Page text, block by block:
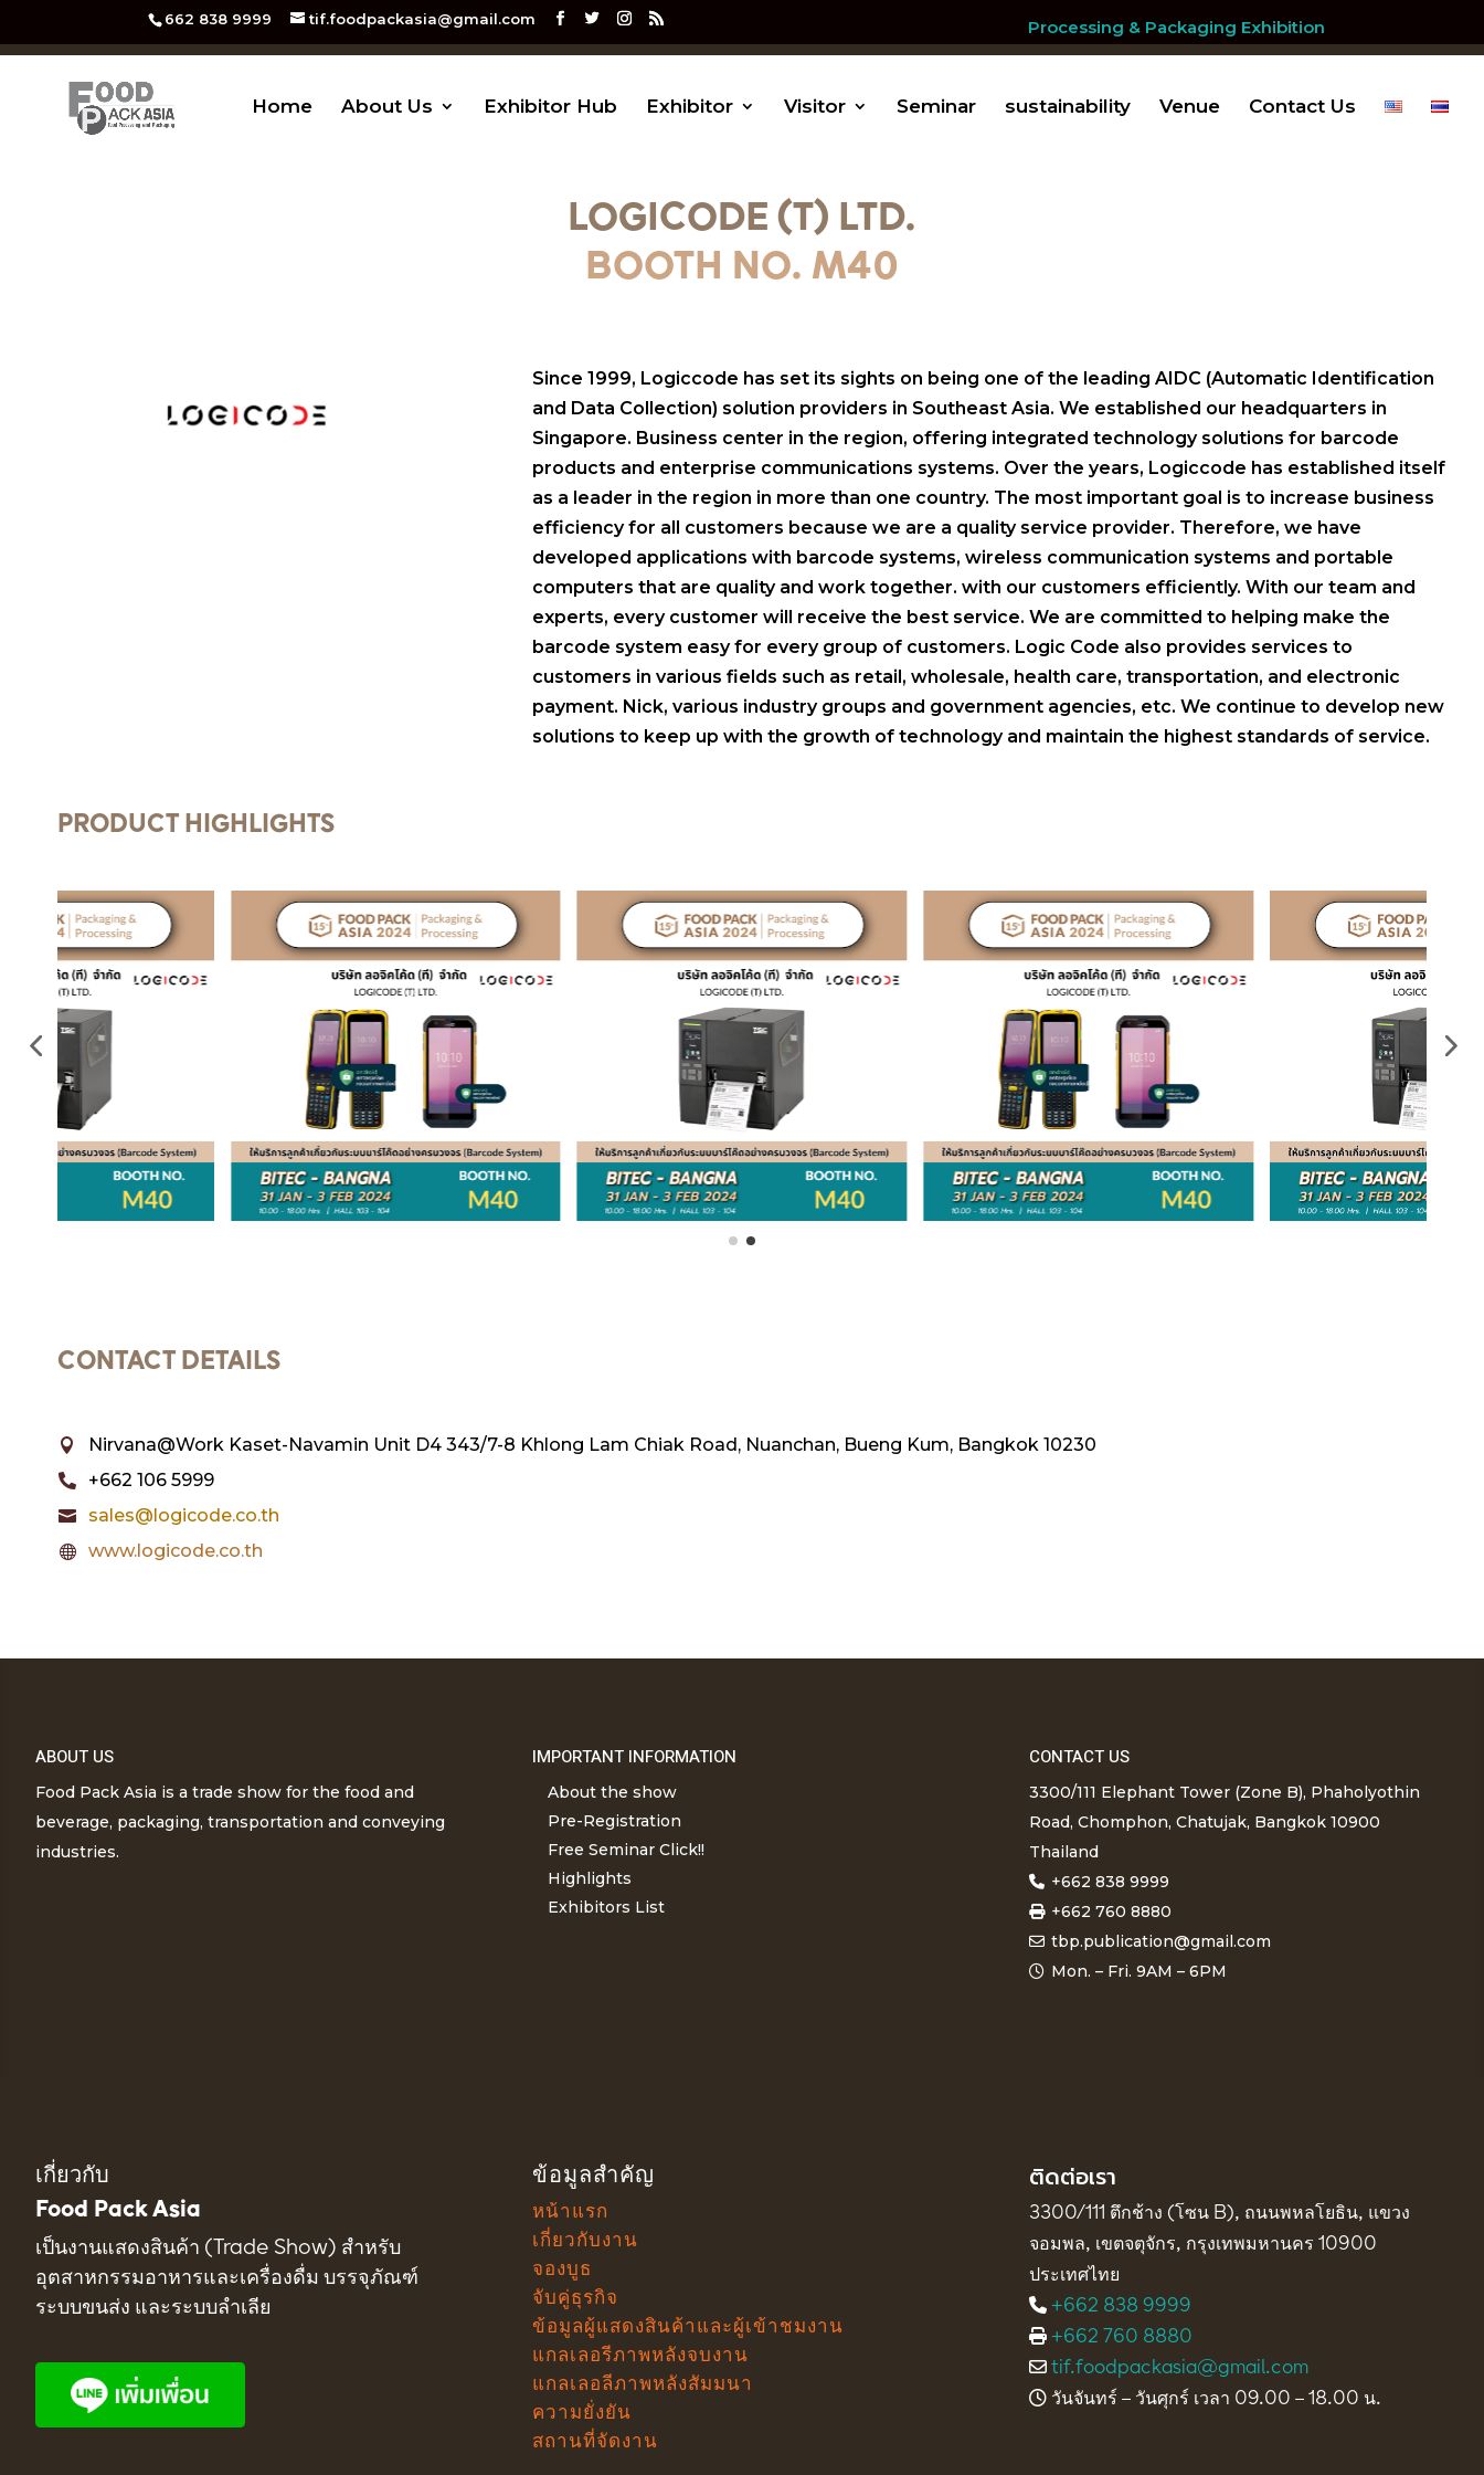
662 838 9999 tif.foodpackasia@gmail.com Processing & Packaging Exhibition
Home About Us Exhibitor Hub Exhibitor Visitor Seminar sustainability Venue Contact Us
LOGICODE (T) LTD.
BOOTH NO. M40
Since 1999, Logiccode has set its sights on being one of the leading AIDC (Automatic Identification
and Data Collection) solution providers in Southeast Asia. We established our headquarters in
Singapore. Business center in the region, offering integrated technology solutions for barcode
products and enterprise communications systems. Over the years, Logiccode has established itself
as a leader in the region in more than one country. The most important goal is to increase business
efficiency for all customers because we are a quality service provider. Therefore, we have
developed applications with barcode systems, wireless communication systems and portable
computers that are quality and work together. with our customers efficiently. With our team and
experts, every customer will receive the best service. We are committed to helping make the
barcode system easy for every group of customers. Logic Code also provides services to
customers in various fields such as retail, wholesale, health care, transportation, and electronic
payment. Nick, various industry groups and government agencies, etc. We continue to develop new
solutions to keep up with the growth of technology and maintain the highest standards of service.
PRODUCT HIGHLIGHTS
CONTACT DETAILS
 Nirvana@Work Kaset-Navamin Unit D4 343/7-8 Khlong Lam Chiak Road, Nuanchan, Bueng Kum, Bangkok 10230
 +662 106 5999
 sales@logicode.co.th
 www.logicode.co.th
ABOUT US
Food Pack Asia is a trade show for the food and
beverage, packaging, transportation and conveying
industries.
IMPORTANT INFORMATION
About the show
Pre-Registration
Free Seminar Click!!
Highlights
Exhibitors List
CONTACT US
3300/111 Elephant Tower (Zone B), Phaholyothin
Road, Chomphon, Chatujak, Bangkok 10900
Thailand
+662 838 9999
+662 760 8880
tbp.publication@gmail.com
Mon. – Fri. 9AM – 6PM
เกี่ยวกับ
Food Pack Asia
เป็นงานแสดงสินค้า (Trade Show) สำหรับ
อุตสาหกรรมอาหารและเครื่องดื่ม บรรจุภัณฑ์
ระบบขนส่ง และระบบลำเลีย
ข้อมูลสำคัญ
หน้าแรก
เกี่ยวกับงาน
จองบูธ
จับคู่ธุรกิจ
ข้อมูลผู้แสดงสินค้าและผู้เข้าชมงาน
แกลเลอรีภาพหลังจบงาน
แกลเลอลีภาพหลังสัมมนา
ความยั่งยัน
สถานที่จัดงาน
ติดต่อเรา
3300/111 ตึกช้าง (โซน B), ถนนพหลโยธิน, แขวง
จอมพล, เขตจตุจักร, กรุงเทพมหานคร 10900
ประเทศไทย
+662 838 9999
+662 760 8880
tif.foodpackasia@gmail.com
วันจันทร์ – วันศุกร์ เวลา 09.00 – 18.00 น.